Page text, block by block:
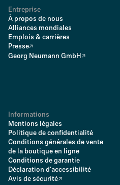
Entreprise
À propos de nous
Alliances mondiales
Emplois & carrières
Presse
Georg Neumann GmbH
Informations
Mentions légales
Politique de confidentialité
Conditions générales de vente
de la boutique en ligne
Conditions de garantie
Déclaration d'accessibilité
Avis de sécurité